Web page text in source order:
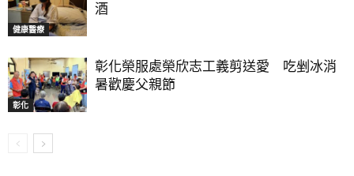
健康醫療
酒
彰化
彰化榮服處榮欣志工義剪送愛 吃剉冰消
暑歡慶父親節